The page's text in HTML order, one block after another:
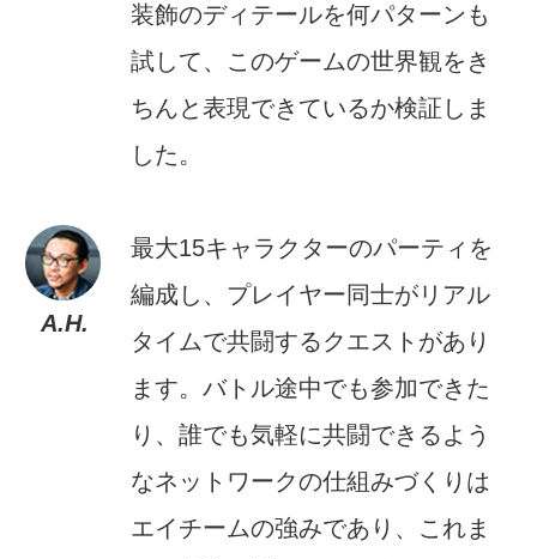
装飾のディテールを何パターンも
試して、このゲームの世界観をき
ちんと表現できているか検証しま
した。
A.H.
最大15キャラクターのパーティを
編成し、プレイヤー同士がリアル
タイムで共闘するクエストがあり
ます。バトル途中でも参加できた
り、誰でも気軽に共闘できるよう
なネットワークの仕組みづくりは
エイチームの強みであり、これま